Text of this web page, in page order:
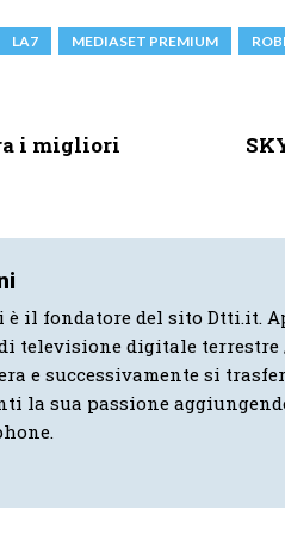
LA7 MEDIASET PREMIUM
i migliori
è il fondatore del sito Dtti.it.
televisione digitale
e successivamente si
la sua passione